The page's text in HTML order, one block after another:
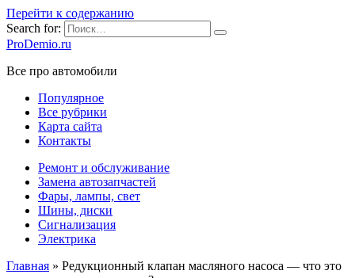
Перейти к содержанию
Search for:
ProDemio.ru
Все про автомобили
Популярное
Все рубрики
Карта сайта
Контакты
Ремонт и обслуживание
Замена автозапчастей
Фары, лампы, свет
Шины, диски
Сигнализация
Электрика
Главная » Редукционный клапан масляного насоса — что это